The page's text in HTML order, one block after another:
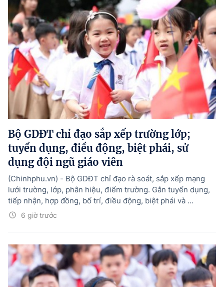
Bộ GDĐT chỉ đạo sắp xếp trường lớp;
tuyển dụng, điều động, biệt phái, sử
dụng đội ngũ giáo viên
6 giờ trước
(Chinhphu.vn) - Bộ GDĐT chỉ đạo rà soát, sắp xếp mạng
lưới trường, lớp, phân hiệu, điểm trường. Gắn tuyển dụng,
tiếp nhận, hợp đồng, bố trí, điều động, biệt phái và ...